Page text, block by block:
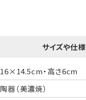
サイズや仕様
16×14.5cm・高さ6cm
陶器（美濃焼）